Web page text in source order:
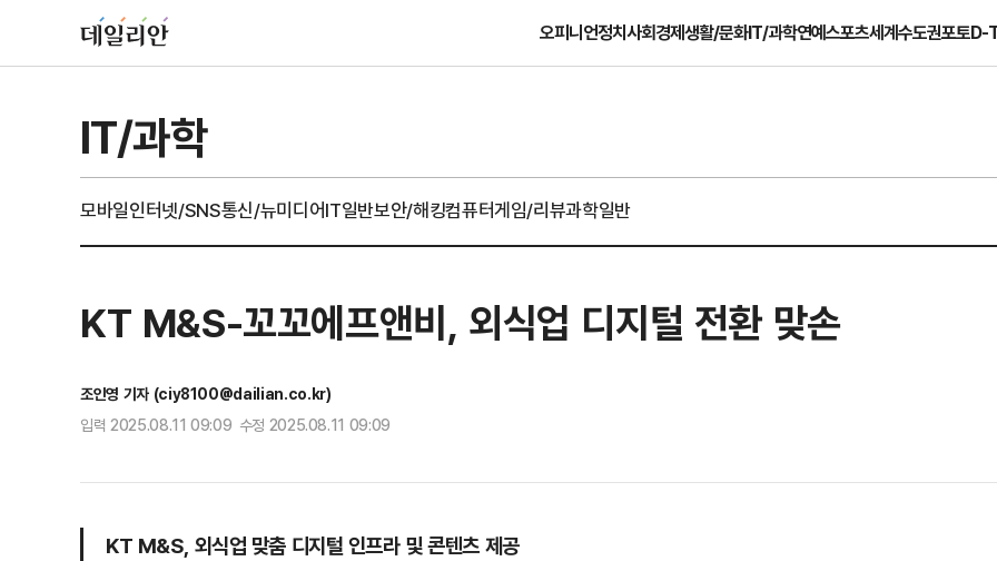
오피니언정치사회경제생활/문화IT/과학연예스포츠세계수도권포토D-
IT/과학
모바일인터넷/SNS통신/뉴미디어IT일반보안/해킹컴퓨터게임/리뷰과학일반
KT M&S-꼬꼬에프앤비, 외식업 디지털 전환 맞손
조인영 기자 (ciy8100@dailian.co.kr)
입력 2025.08.11 09:09 수정 2025.08.11 09:09
KT M&S, 외식업 맞춤 디지털 인프라 및 콘텐츠 제공